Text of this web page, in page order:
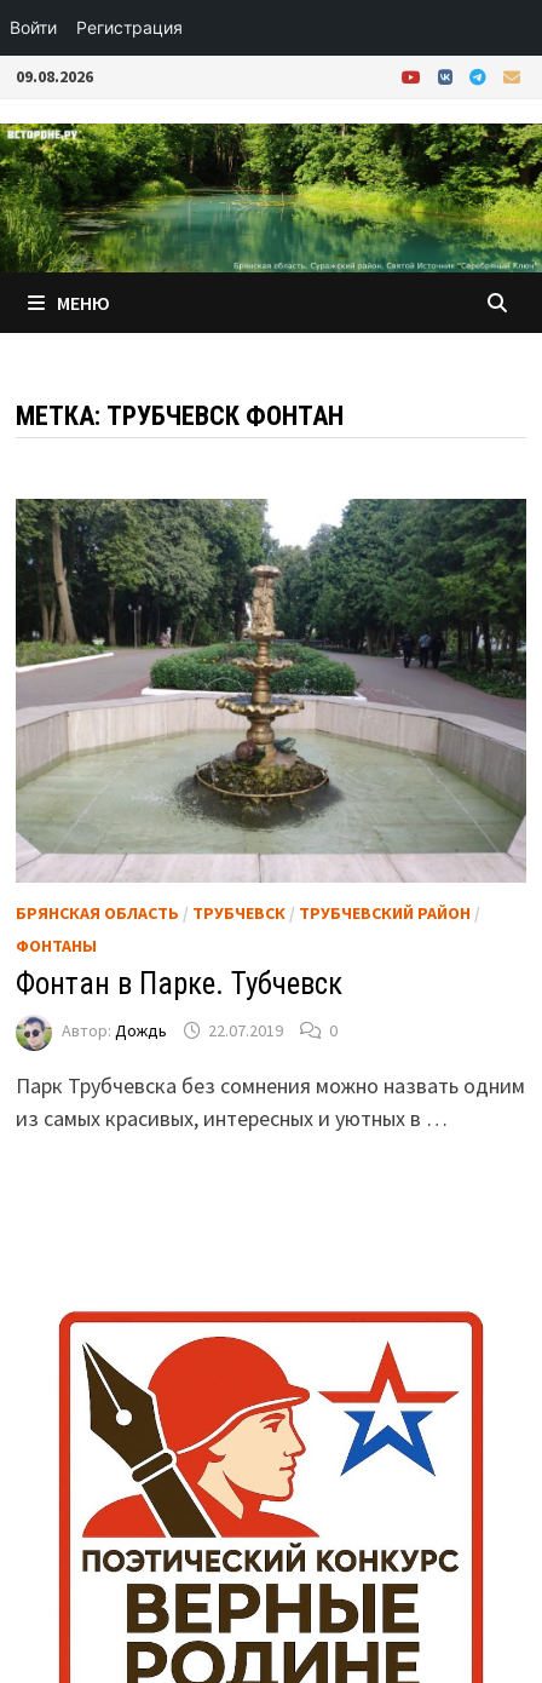
Войти Регистрация
Перейти
содержимому
09.08.2026
МЕНЮ
МЕТКА: ТРУБЧЕВСК ФОНТАН
БРЯНСКАЯ ОБЛАСТЬ / ТРУБЧЕВСК/ ТРУБЧЕВСКИЙ РАЙОН/
ФОНТАНЫ
Фонтан в Парке. Тубчевск
Автор: Дождь 22.07.2019 0
Парк Трубчевска без сомнения можно назвать одним
из самых красивых, интересных и уютных в …